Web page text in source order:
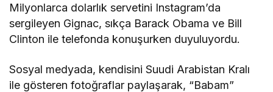
Milyonlarca dolarlık servetini Instagram’da
sergileyen Gignac, sıkça Barack Obama ve Bill
Clinton ile telefonda konuşurken duyuluyordu.
Sosyal medyada, kendisini Suudi Arabistan Kralı
ile gösteren fotoğraflar paylaşarak, “Babam”